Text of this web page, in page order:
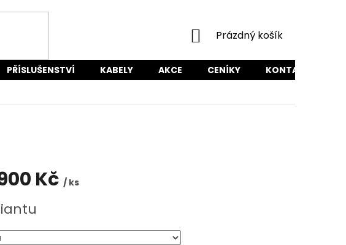
NÁKUPNÍ
Prázdný košík
PŘÍSLUŠENSTVÍ KABELY AKCE CENÍKY KONTAKTY
Kč / ks